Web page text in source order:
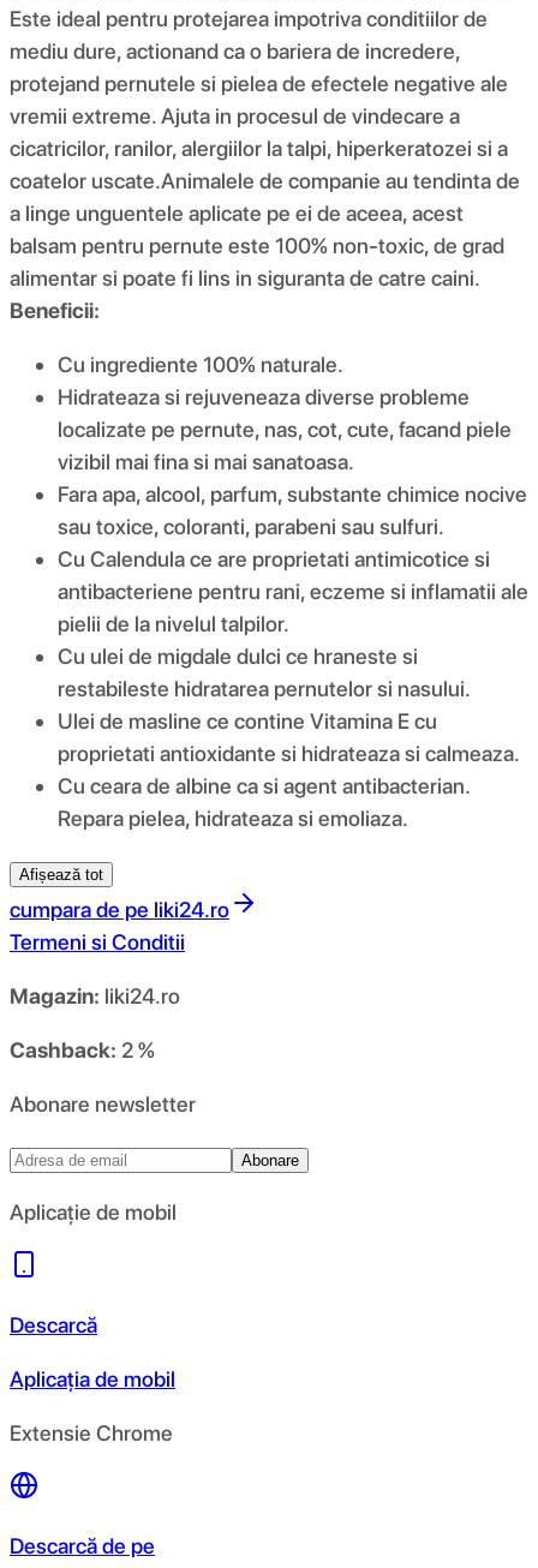
Este ideal pentru protejarea impotriva conditiilor de
mediu dure, actionand ca o bariera de incredere,
protejand pernutele si pielea de efectele negative ale
vremii extreme. Ajuta in procesul de vindecare a
cicatricilor, ranilor, alergiilor la talpi, hiperkeratozei si a
coatelor uscate.Animalele de companie au tendinta de
a linge unguentele aplicate pe ei de aceea, acest
balsam pentru pernute este 100% non-toxic, de grad
alimentar si poate fi lins in siguranta de catre caini.
Beneficii:
Cu ingrediente 100% naturale.
Hidrateaza si rejuveneaza diverse probleme
localizate pe pernute, nas, cot, cute, facand piele
vizibil mai fina si mai sanatoasa.
Fara apa, alcool, parfum, substante chimice nocive
sau toxice, coloranti, parabeni sau sulfuri.
Cu Calendula ce are proprietati antimicotice si
antibacteriene pentru rani, eczeme si inflamatii ale
pielii de la nivelul talpilor.
Cu ulei de migdale dulci ce hraneste si
restabileste hidratarea pernutelor si nasului.
Ulei de masline ce contine Vitamina E cu
proprietati antioxidante si hidrateaza si calmeaza.
Cu ceara de albine ca si agent antibacterian.
Repara pielea, hidrateaza si emoliaza.
Afișează tot
cumpara de pe liki24.ro
Termeni si Conditii
Magazin: liki24.ro
Cashback: 2 %
Abonare newsletter
Abonare
Aplicație de mobil
Descarcă
Aplicația de mobil
Extensie Chrome
Descarcă de pe